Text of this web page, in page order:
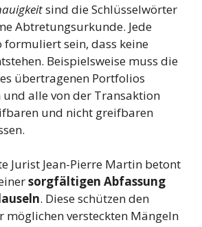
sind die Schlüsselwörter
Abtretungsurkunde. Jede
formuliert sein, dass keine
Beispielsweise muss die
übertragenen Portfolios
und alle von der Transaktion
und nicht greifbaren
Jurist Jean-Pierre Martin betont
sorgfältigen Abfassung
. Diese schützen den
möglichen versteckten Mängeln